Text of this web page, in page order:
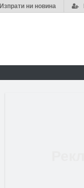
Изпрати ни новина